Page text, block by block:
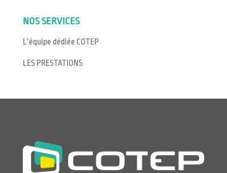
NOS SERVICES
L’équipe dédiée COTEP
LES PRESTATIONS